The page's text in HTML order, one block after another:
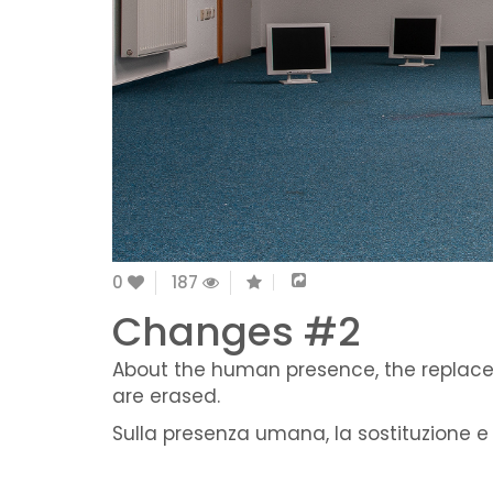
0 187
Changes #2
About the human presence, the
are erased.
Sulla presenza umana, la sostituzione